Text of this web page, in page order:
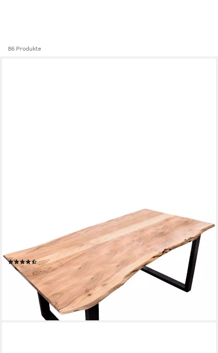
86 Produkte
Esstisch Yangon Akazie Massivholz Baumkantentisch mit Stahl-
Kufengestell, Natürliche Baumkante aus massiver Akazie trifft
Stahlgestell
(239)
ab 405,12 € UVP852,48 €
lieferbar - in 7-9 Werktagen bei dir